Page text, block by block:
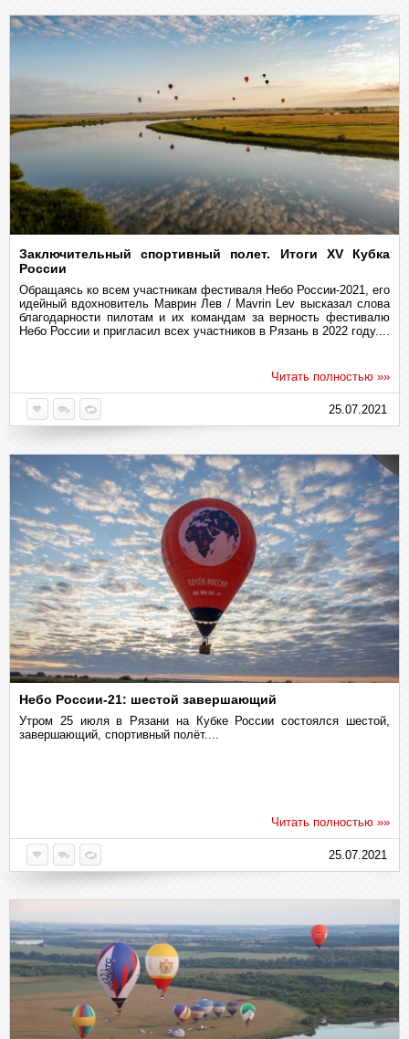
Заключительный спортивный полет. Итоги XV Кубка
России
Обращаясь ко всем участникам фестиваля Небо России-2021, его
идейный вдохновитель Маврин Лев / Mavrin Lev высказал слова
благодарности пилотам и их командам за верность фестивалю
Небо России и пригласил всех участников в Рязань в 2022 году....
Читать полностью »»
25.07.2021
Небо России-21: шестой завершающий
Утром 25 июля в Рязани на Кубке России состоялся шестой,
завершающий, спортивный полёт....
Читать полностью »»
25.07.2021